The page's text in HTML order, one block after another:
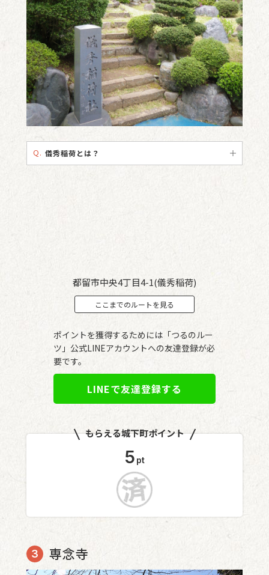
Q. 儀秀稲荷とは？
都留市中央4丁目4-1(儀秀稲荷)
ここまでのルートを見る
ポイントを獲得するためには「つるのルー
ツ」公式LINEアカウントへの友達登録が必
要です。
LINEで友達登録する
もらえる城下町ポイント
5 pt
専念寺